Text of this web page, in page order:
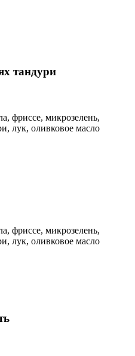
тандури
фриссе, микрозелень,
лук, оливковое масло
фриссе, микрозелень,
лук, оливковое масло